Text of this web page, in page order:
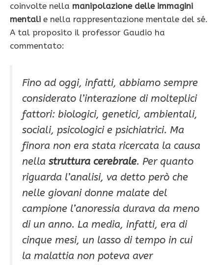
coinvolte nella manipolazione delle immagini
mentali e nella rappresentazione mentale del sé.
A tal proposito il professor Gaudio ha
commentato:
Fino ad oggi, infatti, abbiamo sempre
considerato l’interazione di molteplici
fattori: biologici, genetici, ambientali,
sociali, psicologici e psichiatrici. Ma
finora non era stata ricercata la causa
nella struttura cerebrale. Per quanto
riguarda l’analisi, va detto però che
nelle giovani donne malate del
campione l’anoressia durava da meno
di un anno. La media, infatti, era di
cinque mesi, un lasso di tempo in cui
la malattia non poteva aver